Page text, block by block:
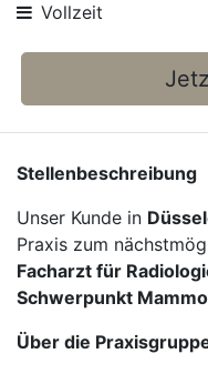
Vollzeit
Stellenbeschreibung
Unser Kunde in
Praxis zum
Facharzt für
Schwerpunkt
Über die